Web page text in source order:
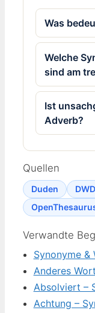
Was
Welche
sind am
Ist
Adverb?
Quellen
Duden
Verwandte
Synonyme
Anderes
Absolviert –
Achtung –